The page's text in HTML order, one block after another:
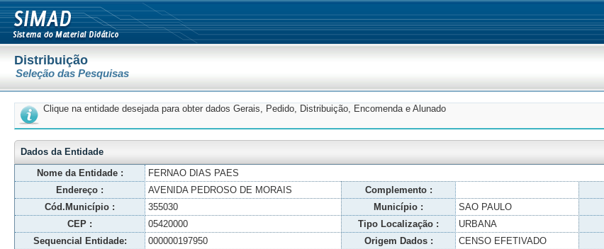
Distribuição
Seleção das Pesquisas
Clique na entidade desejada para obter dados Gerais, Pedido, Distribuição, Encomenda e Alunado
Dados da Entidade
Nome da Entidade :
FERNAO DIAS PAES
Endereço :
AVENIDA PEDROSO DE MORAIS Complemento :
Cód.Município :
355030 Município : SAO PAULO
CEP :
05420000 Tipo Localização : URBANA
Sequencial Entidade:
000000197950 Origem Dados : CENSO EFETIVADO